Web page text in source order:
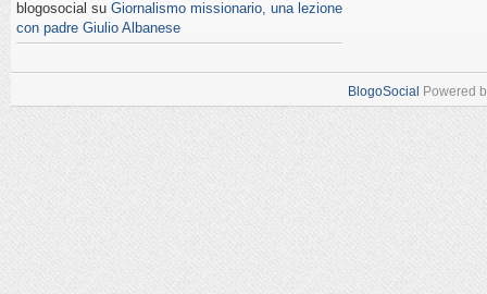
blogosocial su Giornalismo missionario, una lezione
con padre Giulio Albanese
BlogoSocial Powered